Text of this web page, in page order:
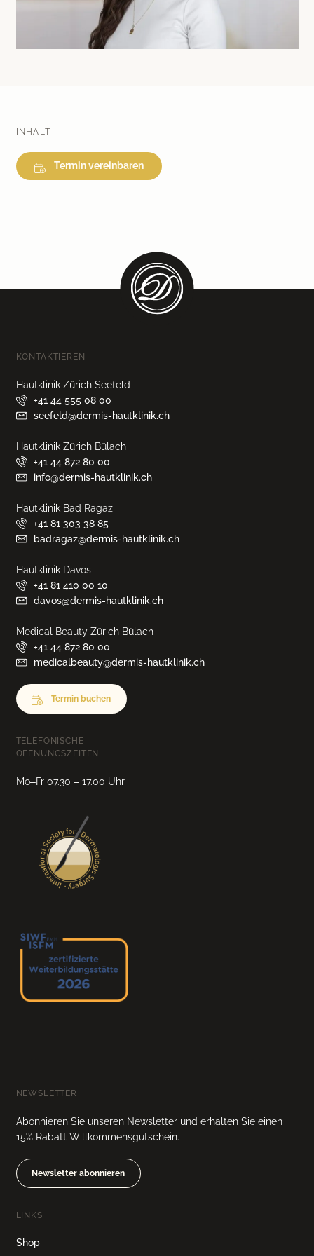
INHALT
Termin vereinbaren
Infusionstherapien
Medical Beauty Zürich Bülach
KONTAKTIEREN
Hautklinik Zürich Seefeld
+41 44 555 08 00
seefeld@dermis-hautklinik.ch
Hautklinik Zürich Bülach
+41 44 872 80 00
info@dermis-hautklinik.ch
Hautklinik Bad Ragaz
+41 81 303 38 85
badragaz@dermis-hautklinik.ch
Hautklinik Davos
+41 81 410 00 10
davos@dermis-hautklinik.ch
Medical Beauty Zürich Bülach
+41 44 872 80 00
medicalbeauty@dermis-hautklinik.ch
Termin buchen
TELEFONISCHE
ÖFFNUNGSZEITEN
Mo–Fr 07.30 – 17.00 Uhr
NEWSLETTER
Abonnieren Sie unseren Newsletter und erhalten Sie einen
15% Rabatt Willkommensgutschein.
Newsletter abonnieren
LINKS
Shop